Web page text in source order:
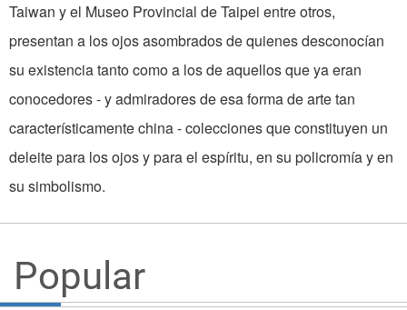
Taiwan y el Museo Provincial de Taipei entre otros,
presentan a los ojos asombrados de quienes desco­nocían
su existencia tanto como a los de aquellos que ya eran
conocedores - y admira­dores de esa forma de arte tan
característicamente china - colecciones que constituyen un
deleite para los ojos y para el espíritu, en su policromía y en
su simbolismo.
Popular